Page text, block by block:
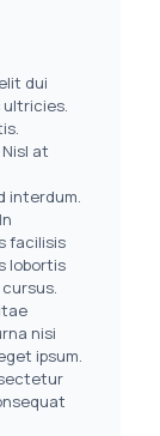
dui
ultricies.
at
interdum.
facilisis
lobortis
nisi
ipsum.